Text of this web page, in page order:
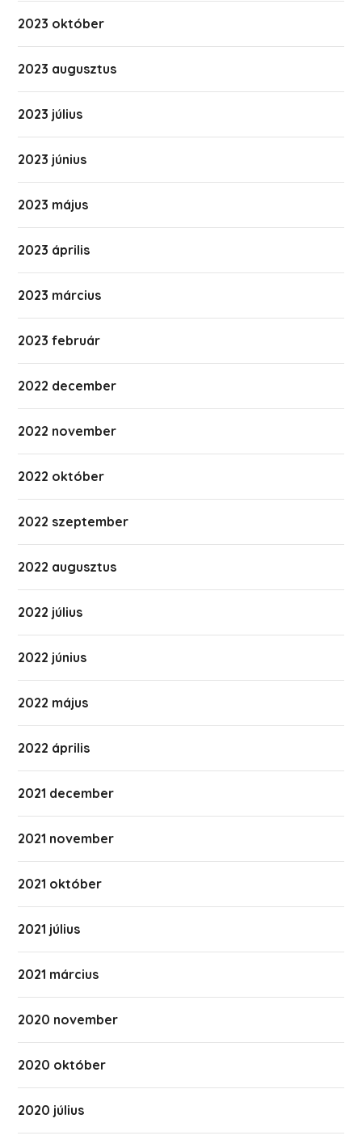
2023 október
2023 augusztus
2023 július
2023 június
2023 május
2023 április
2023 március
2023 február
2022 december
2022 november
2022 október
2022 szeptember
2022 augusztus
2022 július
2022 június
2022 május
2022 április
2021 december
2021 november
2021 október
2021 július
2021 március
2020 november
2020 október
2020 július